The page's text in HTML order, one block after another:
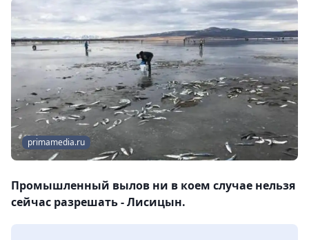
primamedia.ru
Промышленный вылов ни в коем случае нельзя
сейчас разрешать - Лисицын.